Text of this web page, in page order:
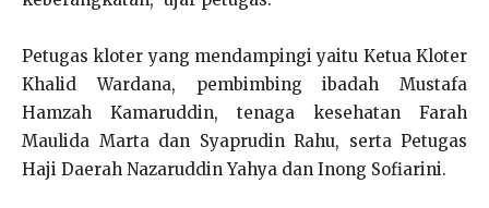
Petugas kloter yang mendampingi yaitu Ketua Kloter
Khalid Wardana, pembimbing ibadah Mustafa
Hamzah Kamaruddin, tenaga kesehatan Farah
Maulida Marta dan Syaprudin Rahu, serta Petugas
Haji Daerah Nazaruddin Yahya dan Inong Sofiarini.